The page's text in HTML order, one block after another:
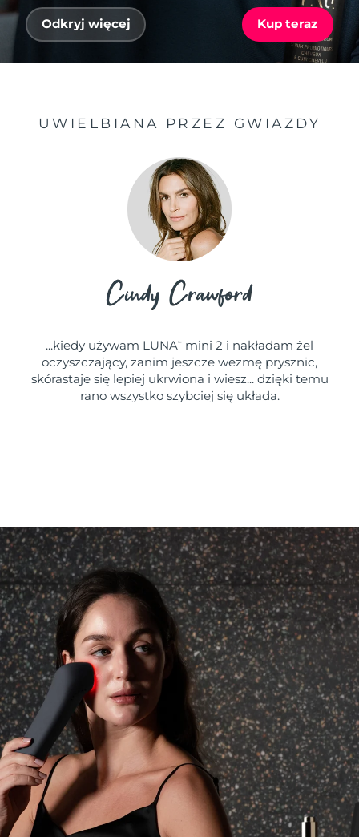
Odkryj więcej Kup teraz
UWIELBIANA PRZEZ GWIAZDY
...kiedy używam LUNA ™
mini 2 i nakładam żel
oczyszczający, zanim jeszcze wezmę prysznic,
skórastaje się lepiej ukrwiona i wiesz... dzięki temu
rano wszystko szybciej się układa.